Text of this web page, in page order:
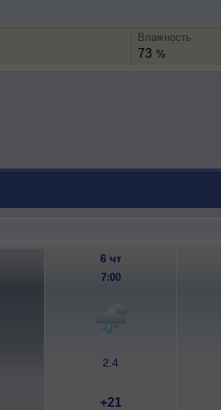
Влажность
73 %
6 чт
7:00
2.4
+21